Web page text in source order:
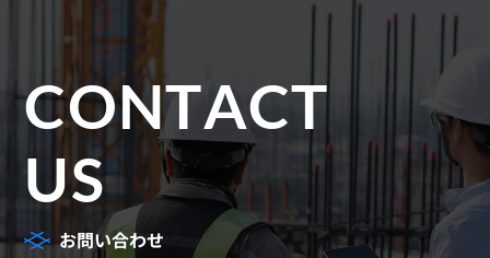
CONTACT
US
お問い合わせ